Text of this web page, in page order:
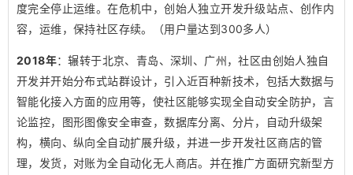
度完全停止运维。在危机中，创始人独立开发升级站点、创作内
容，运维，保持社区存续。（用户量达到300多人）
2018年：辗转于北京、青岛、深圳、广州，社区由创始人独自
开发并开始分布式站群设计，引入近百种新技术，包括大数据与
智能化接入方面的应用等，使社区能够实现全自动安全防护，言
论监控，图形图像安全审查，数据库分离、分片，自动升级架
构，横向、纵向全自动扩展升级，并进一步开发社区商店的管
理，发货，对账为全自动化无人商店。并在推广方面研究新型方